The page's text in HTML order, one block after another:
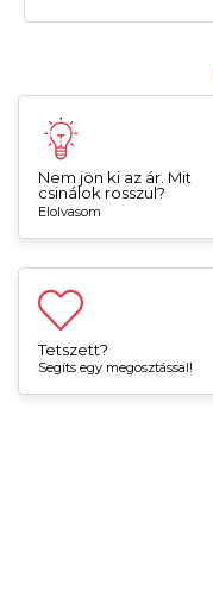
Nem jön ki az ár. Mit
csinálok rosszul?
Elolvasom
Tetszett?
Segíts egy megosztással!